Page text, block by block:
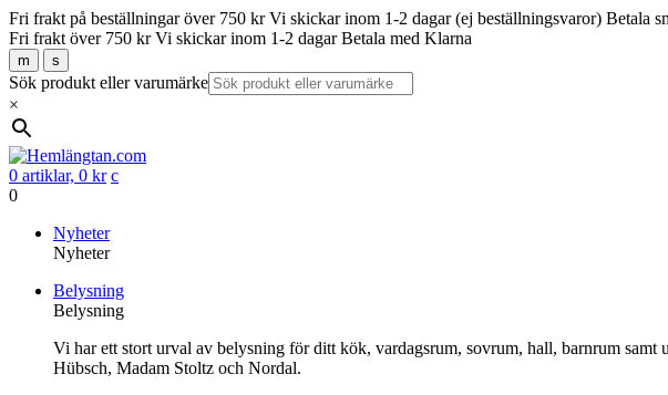
Fri frakt på beställningar över 750 kr Vi skickar inom 1-2 dagar (ej beställningsvaror) Betala
Fri frakt över 750 kr Vi skickar inom 1-2 dagar Betala med Klarna
m s
Sök produkt eller varumärke
×
0 artiklar, 0 kr c
0
innehåll
Nyheter
Nyheter
Belysning
Belysning
Vi har ett stort urval av belysning för ditt kök, vardagsrum, sovrum, hall, barnrum
Hübsch, Madam Stoltz och Nordal.